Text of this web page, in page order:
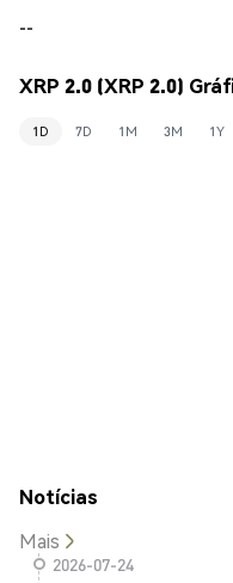
--
XRP 2.0 (XRP 2.0)
1D 7D 1M 3M 1Y
Notícias
Mais
2026-07-24